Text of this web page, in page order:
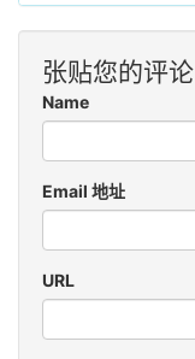
张贴您的评论
Name
Email 地址
URL